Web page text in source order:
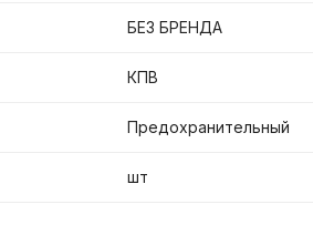
БЕЗ БРЕНДА
КПВ
Предохранительный
шт